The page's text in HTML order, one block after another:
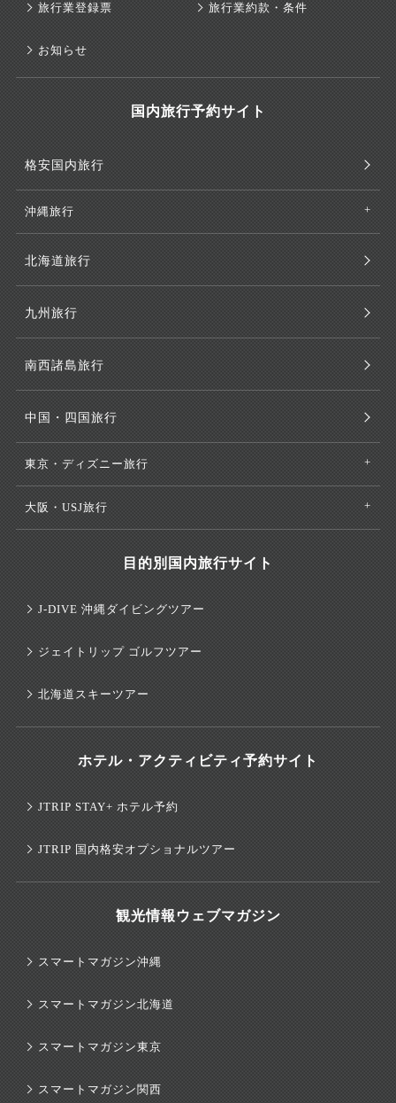
旅行業登録票 旅行業約款・条件
お知らせ
国内旅行予約サイト
格安国内旅行
沖縄旅行
北海道旅行
九州旅行
南西諸島旅行
中国・四国旅行
東京・ディズニー旅行
大阪・USJ旅行
目的別国内旅行サイト
J-DIVE 沖縄ダイビングツアー
ジェイトリップ ゴルフツアー
北海道スキーツアー
ホテル・アクティビティ予約サイト
JTRIP STAY+ ホテル予約
JTRIP 国内格安オプショナルツアー
観光情報ウェブマガジン
スマートマガジン沖縄
スマートマガジン北海道
スマートマガジン東京
スマートマガジン関西